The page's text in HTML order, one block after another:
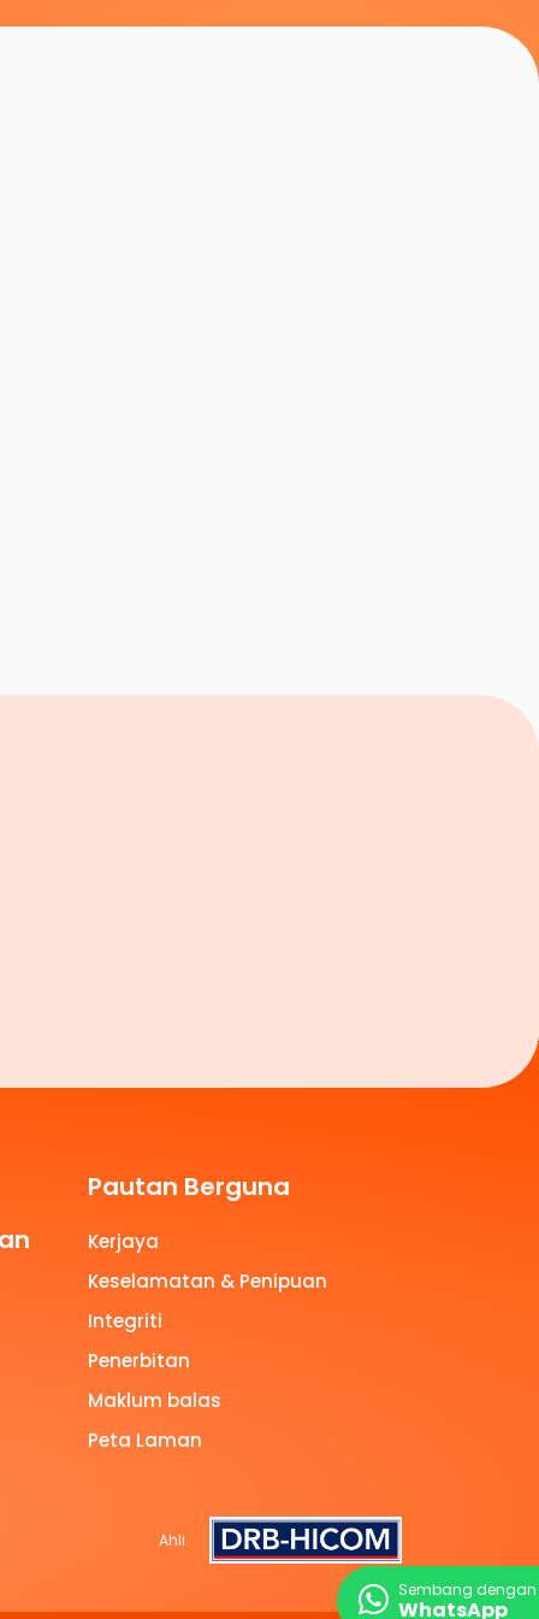
Pautan Berguna
Kerjaya
Keselamatan & Penipuan
Integriti
Penerbitan
Maklum balas
Peta Laman
Ahli
Sembang
WhatsApp